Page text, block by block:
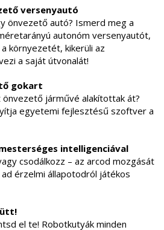
versenyautó
önvezető autó? Ismerd meg a
autonóm versenyautót,
környezetét, kikerüli az
a saját útvonalát!
gokart
járművé alakítottak át?
egyetemi fejlesztésű szoftver a
intelligenciával
csodálkozz – az arcod mozgását
érzelmi állapotodról játékos
el te! Robotkutyák minden